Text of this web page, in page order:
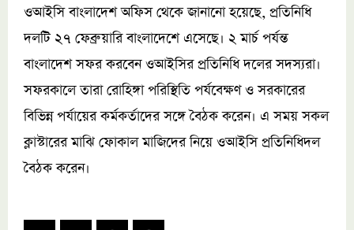
ওআইসি বাংলাদেশ অফিস থেকে জানানো হয়েছে, প্রতিনিধি
দলটি ২৭ ফেব্রুয়ারি বাংলাদেশে এসেছে। ২ মার্চ পর্যন্ত
বাংলাদেশ সফর করবেন ওআইসির প্রতিনিধি দলের সদস্যরা।
সফরকালে তারা রোহিঙ্গা পরিস্থিতি পর্যবেক্ষণ ও সরকারের
বিভিন্ন পর্যায়ের কর্মকর্তাদের সঙ্গে বৈঠক করেন। এ সময় সকল
ক্লাস্টারের মাঝি ফোকাল মাজিদের নিয়ে ওআইসি প্রতিনিধিদল
বৈঠক করেন।